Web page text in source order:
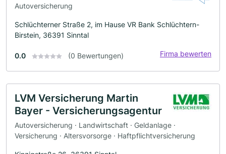
Autoversicherung
Schlüchterner Straße 2, im Hause VR Bank Schlüchtern-
Birstein, 36391 Sinntal
0.0 (0 Bewertungen) Firma bewerten
LVM Versicherung Martin
Bayer - Versicherungsagentur
Autoversicherung · Landwirtschaft · Geldanlage ·
Versicherung · Altersvorsorge · Haftpflichtversicherung